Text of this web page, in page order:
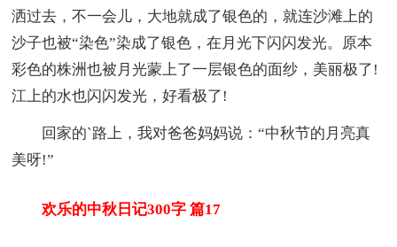
洒过去，不一会儿，大地就成了银色的，就连沙滩上的
沙子也被“染色”染成了银色，在月光下闪闪发光。原本
彩色的株洲也被月光蒙上了一层银色的面纱，美丽极了!
江上的水也闪闪发光，好看极了!
回家的`路上，我对爸爸妈妈说：“中秋节的月亮真
美呀!”
欢乐的中秋日记300字 篇17